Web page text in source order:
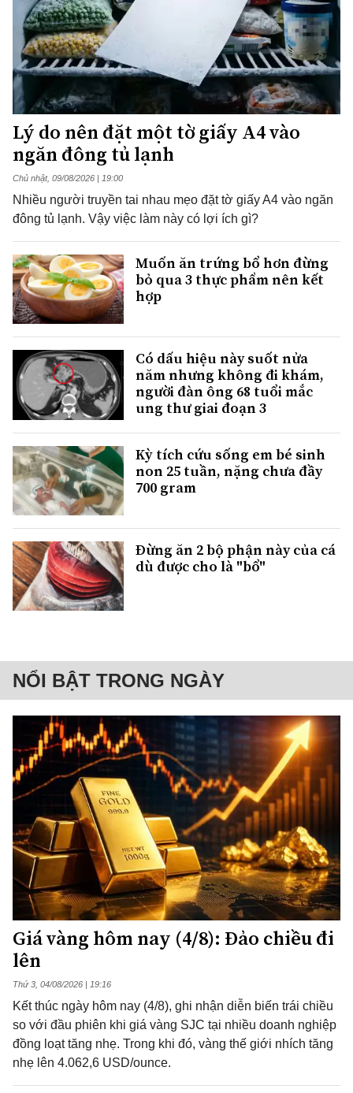
Lý do nên đặt một tờ giấy A4 vào
ngăn đông tủ lạnh
Chủ nhật, 09/08/2026 | 19:00
Nhiều người truyền tai nhau mẹo đặt tờ giấy A4 vào ngăn
đông tủ lạnh. Vậy việc làm này có lợi ích gì?
Muốn ăn trứng bổ hơn đừng
bỏ qua 3 thực phẩm nên kết
hợp
Có dấu hiệu này suốt nửa
năm nhưng không đi khám,
người đàn ông 68 tuổi mắc
ung thư giai đoạn 3
Kỳ tích cứu sống em bé sinh
non 25 tuần, nặng chưa đầy
700 gram
Đừng ăn 2 bộ phận này của cá
dù được cho là "bổ"
NỔI BẬT TRONG NGÀY
Giá vàng hôm nay (4/8): Đảo chiều đi
lên
Thứ 3, 04/08/2026 | 19:16
Kết thúc ngày hôm nay (4/8), ghi nhận diễn biến trái chiều
so với đầu phiên khi giá vàng SJC tại nhiều doanh nghiệp
đồng loạt tăng nhẹ. Trong khi đó, vàng thế giới nhích tăng
nhẹ lên 4.062,6 USD/ounce.